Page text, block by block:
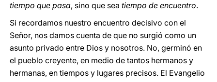
tiempo que pasa, sino que sea tiempo de encuentro.
Si recordamos nuestro encuentro decisivo con el
Señor, nos damos cuenta de que no surgió como un
asunto privado entre Dios y nosotros. No, germinó en
el pueblo creyente, en medio de tantos hermanos y
hermanas, en tiempos y lugares precisos. El Evangelio